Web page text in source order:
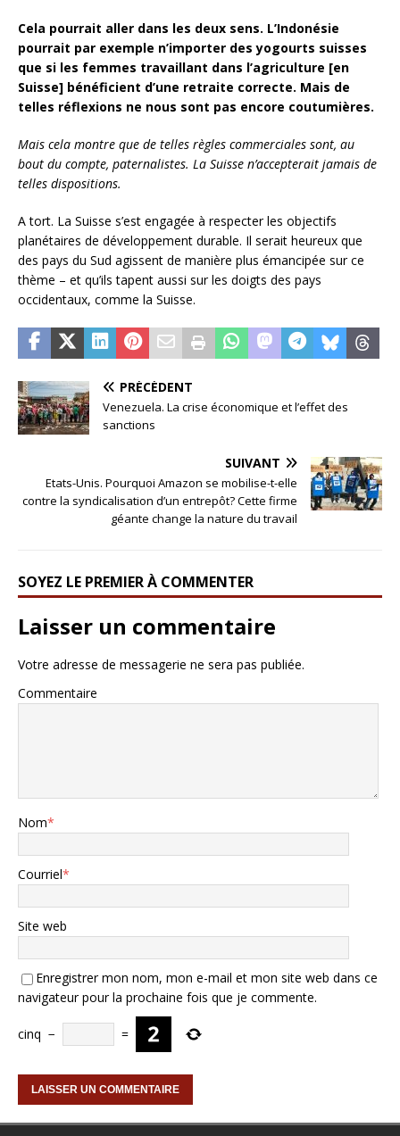
Cela pourrait aller dans les deux sens. L’Indonésie
pourrait par exemple n’importer des yogourts suisses
que si les femmes travaillant dans l’agriculture [en
Suisse] bénéficient d’une retraite correcte. Mais de
telles réflexions ne nous sont pas encore coutumières.
Mais cela montre que de telles règles commerciales sont, au
bout du compte, paternalistes. La Suisse n’accepterait jamais de
telles dispositions.
A tort. La Suisse s’est engagée à respecter les objectifs
planétaires de développement durable. Il serait heureux que
des pays du Sud agissent de manière plus émancipée sur ce
thème – et qu’ils tapent aussi sur les doigts des pays
occidentaux, comme la Suisse.
PRÉCÉDENT
Venezuela. La crise économique et l’effet des
sanctions
SUIVANT
Etats-Unis. Pourquoi Amazon se mobilise-t-elle
contre la syndicalisation d’un entrepôt? Cette firme
géante change la nature du travail
SOYEZ LE PREMIER À COMMENTER
Laisser un commentaire
Votre adresse de messagerie ne sera pas publiée.
Commentaire
Nom*
Courriel*
Site web
Enregistrer mon nom, mon e-mail et mon site web dans ce
navigateur pour la prochaine fois que je commente.
cinq − =